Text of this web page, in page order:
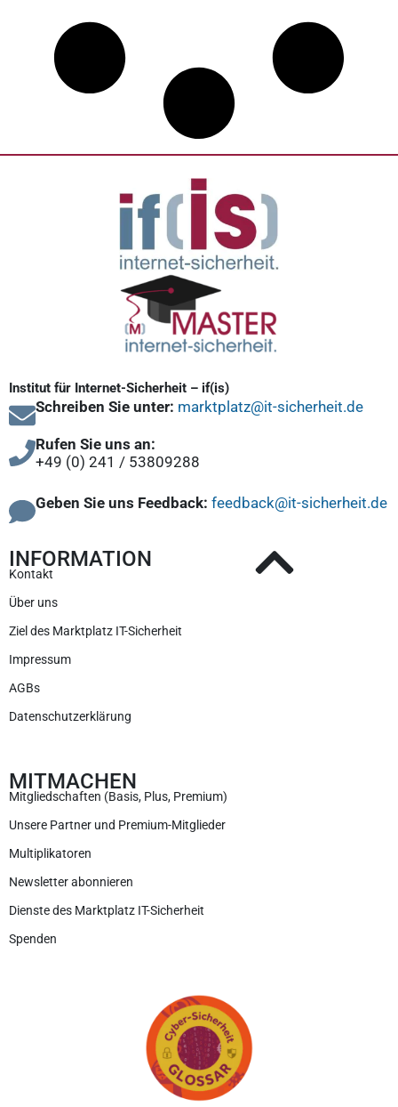
Institut für Internet-Sicherheit – if(is)
Schreiben Sie unter: marktplatz@it-sicherheit.de
Rufen Sie uns an:
+49 (0) 241 / 53809288
Geben Sie uns Feedback: feedback@it-sicherheit.de
INFORMATION
Kontakt
Über uns
Ziel des Marktplatz IT-Sicherheit
Impressum
AGBs
Datenschutzerklärung
MITMACHEN
Mitgliedschaften (Basis, Plus, Premium)
Unsere Partner und Premium-Mitglieder
Multiplikatoren
Newsletter abonnieren
Dienste des Marktplatz IT-Sicherheit
Spenden